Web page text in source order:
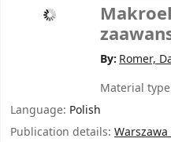
By: Romer,
Material
Language: Polish
Publication details: Warszawa